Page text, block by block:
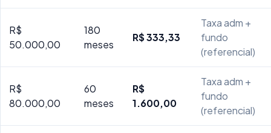
R$
50.000,00
180
meses
R$ 333,33
Taxa adm +
fundo
(referencial)
R$
80.000,00
60
meses
R$
1.600,00
Taxa adm +
fundo
(referencial)